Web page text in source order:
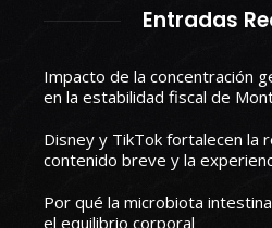
Entradas
Impacto de la concentración
en la estabilidad fiscal de
Disney y TikTok fortalecen la
contenido breve y la
Por qué la microbiota
el equilibrio corporal